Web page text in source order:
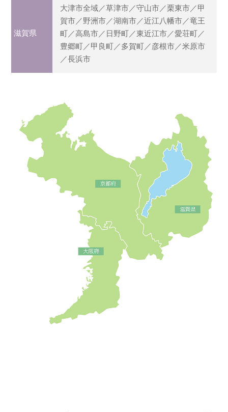
滋賀県
大津市全域／草津市／守山市／栗東市／甲
賀市／野洲市／湖南市／近江八幡市／竜王
町／高島市／日野町／東近江市／愛荘町／
豊郷町／甲良町／多賀町／彦根市／米原市
／長浜市